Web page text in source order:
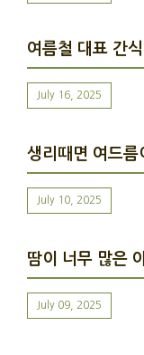
여름철 대표 간
July 16, 2025
생리때면 여드름
July 10, 2025
땀이 너무 많은
July 09, 2025